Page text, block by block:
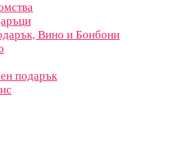
Вино и Бонбони
подарък